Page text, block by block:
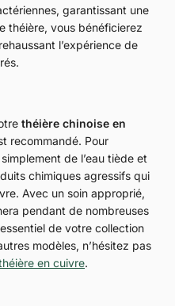
garantissant une
théière, vous bénéficierez
l’expérience de
théière chinoise en
recommandé. Pour
de l’eau tiède et
chimiques agressifs qui
Avec un soin approprié,
pendant de nombreuses
de votre collection
modèles, n’hésitez pas
en cuivre.